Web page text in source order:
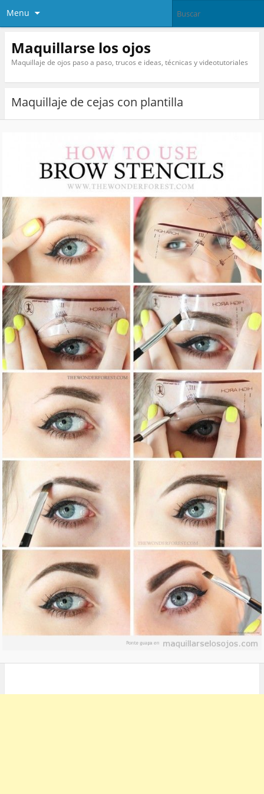
Menu
Maquillarse los ojos
Maquillaje de ojos paso a paso, trucos e ideas, técnicas y videotutoriales
Maquillaje de cejas con plantilla